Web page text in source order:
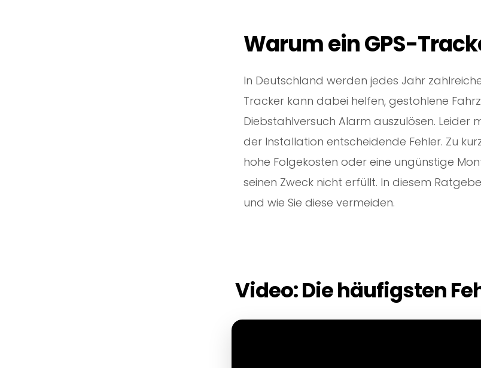
Warum ein GPS-
In Deutschland werden jedes Jahr
Tracker kann dabei helfen, gestohlene
Diebstahlversuch Alarm auszulösen.
der Installation entscheidende Fehler. Zu
hohe Folgekosten oder eine ungünstige
seinen Zweck nicht erfüllt. In diesem
und wie Sie diese vermeiden.
Video: Die häufigsten